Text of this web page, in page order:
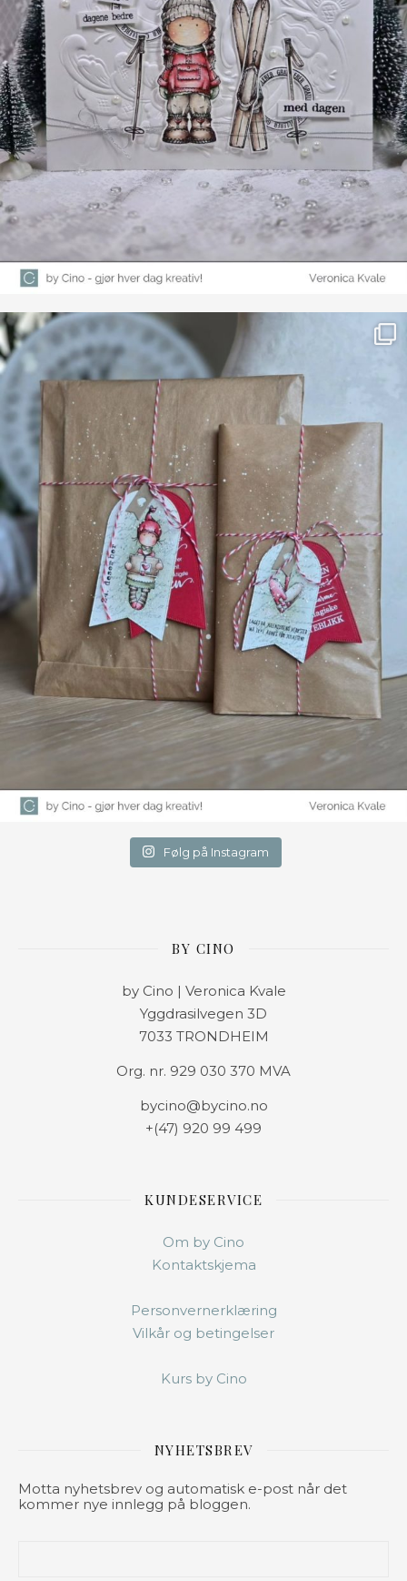
Farge
Følg på Instagram
BY CINO
by Cino | Veronica Kvale
Yggdrasilvegen 3D
7033 TRONDHEIM
Org. nr. 929 030 370 MVA
bycino@bycino.no
+(47) 920 99 499
KUNDESERVICE
Om by Cino
Kontaktskjema
Personvernerklæring
Vilkår og betingelser
Kurs by Cino
NYHETSBREV
Motta nyhetsbrev og automatisk e-post når det
kommer nye innlegg på bloggen.